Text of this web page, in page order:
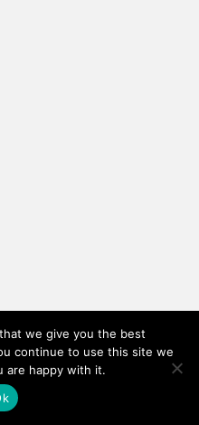
we give you the best
continue to use this site we
are happy with it.